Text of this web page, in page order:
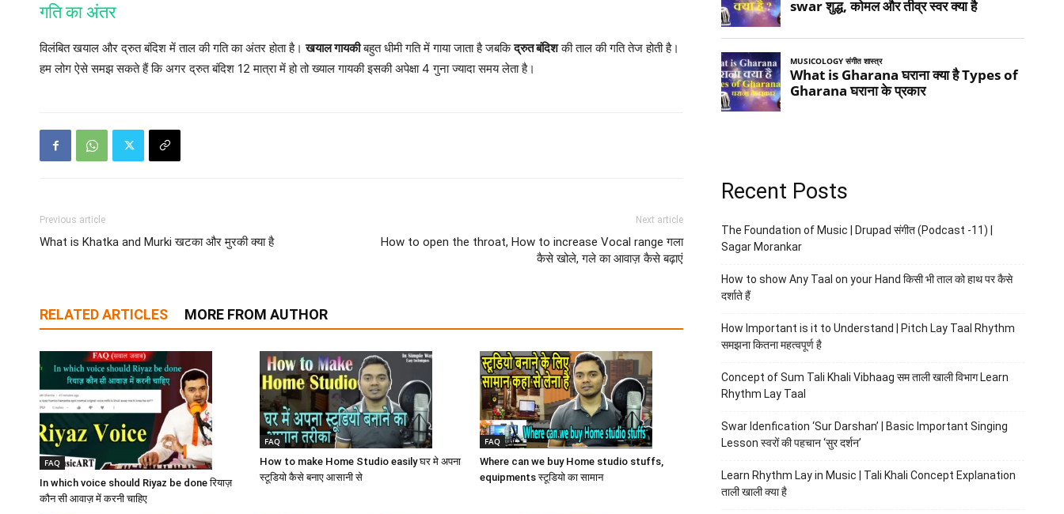
गति का अंतर
विलंबित खयाल और द्रुत बंदिश में ताल की गति का अंतर होता है।खयाल गायकीबहुत धीमी गति में गाया जाता है जबकिद्रुत बंदिशकी ताल की गति तेज होती है।
हम लोग ऐसे समझ सकते हैं कि अगर द्रुत बंदिश 12 मात्रा में हो तो ख्याल गायकी इसकी अपेक्षा 4 गुना ज्यादा समय लेता है।
Previous article
What is Khatka and Murki खटका और मुरकी क्या है
Next article
How to open the throat, How to increase Vocal range गला
कैसे खोले, गले का आवाज़ कैसे बढ़ाएं
RELATED ARTICLES MORE FROM AUTHOR
FAQ
In which voice should Riyaz be done रियाज़
कौन सी आवाज़ में करनी चाहिए
FAQ
How to make Home Studio easily घर मे अपना
स्टूडियो कैसे बनाए आसानी से
FAQ
Where can we buy Home studio stuffs,
equipments स्टूडियो का सामान
Recent Posts
The Foundation of Music | Drupad संगीत (Podcast -11) |
Sagar Morankar
How to show Any Taal on your Hand किसी भी ताल को हाथ पर कैसे
दर्शाते हैं
How Important is it to Understand | Pitch Lay Taal Rhythm
समझना कितना महत्वपूर्ण है
Concept of Sum Tali Khali Vibhaag सम ताली खाली विभाग Learn
Rhythm Lay Taal
Swar Idenfication ‘Sur Darshan’ | Basic Important Singing
Lesson स्वरों की पहचान ‘सुर दर्शन’
Learn Rhythm Lay in Music | Tali Khali Concept Explanation
ताली खाली क्या है